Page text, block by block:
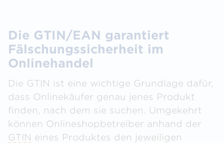
Die GTIN/EAN garantiert
Fälschungssicherheit im
Onlinehandel
Die GTIN ist eine wichtige Grundlage dafür,
dass Onlinekäufer genau jenes Produkt
finden, nach dem sie suchen. Umgekehrt
können Onlineshopbetreiber anhand der
GTIN eines Produktes den jeweiligen